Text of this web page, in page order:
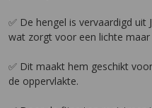
✅ De hengel is vervaardigd uit
wat zorgt voor een lichte maar
✅ Dit maakt hem geschikt
de oppervlakte.